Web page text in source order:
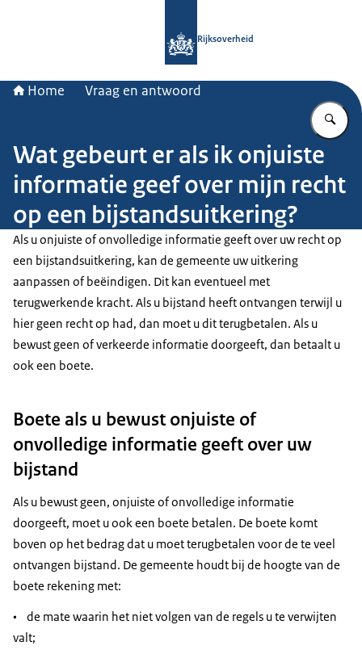
Rijksoverheid
Home Vraag en antwoord
Wat gebeurt er als ik onjuiste
informatie geef over mijn recht
op een bijstandsuitkering?
Als u onjuiste of onvolledige informatie geeft over uw recht op
een bijstandsuitkering, kan de gemeente uw uitkering
aanpassen of beëindigen. Dit kan eventueel met
terugwerkende kracht. Als u bijstand heeft ontvangen terwijl u
hier geen recht op had, dan moet u dit terugbetalen. Als u
bewust geen of verkeerde informatie doorgeeft, dan betaalt u
ook een boete.
Boete als u bewust onjuiste of
onvolledige informatie geeft over uw
bijstand
Als u bewust geen, onjuiste of onvolledige informatie
doorgeeft, moet u ook een boete betalen. De boete komt
boven op het bedrag dat u moet terugbetalen voor de te veel
ontvangen bijstand. De gemeente houdt bij de hoogte van de
boete rekening met:
• de mate waarin het niet volgen van de regels u te verwijten
valt;